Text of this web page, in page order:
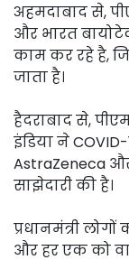
अहमदाबाद से,
और भारत
काम कर रहे है,
जाता है।
हैदराबाद से,
इंडिया ने
AstraZeneca
साझेदारी की है।
प्रधानमंत्री
और हर एक को